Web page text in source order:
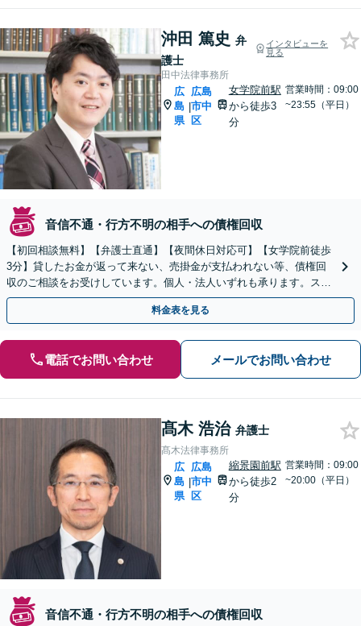
沖田 篤史 弁
護士
インタビューを
見る
田中法律事務所
広
島
県
|
広島
市中
区
女学院前駅
から徒歩3
分
営業時間：09:00
~23:55（平日）
音信不通・行方不明の相手への債権回収
【初回相談無料】【弁護士直通】【夜間休日対応可】【女学院前徒歩
3分】貸したお金が返って来ない、売掛金が支払われない等、債権回
収のご相談をお受けしています。個人・法人いずれも承ります。スピ
ード重視の対応で、回収に向けて着実に行動します。
料金表を見る
電話でお問い合わせ メールでお問い合わせ
髙木 浩治 弁護士
髙木法律事務所
広
島
県
|
広島
市中
区
縮景園前駅
から徒歩2
分
営業時間：09:00
~20:00（平日）
音信不通・行方不明の相手への債権回収